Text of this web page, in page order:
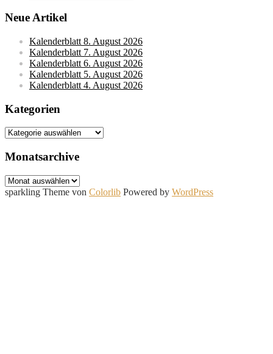
Neue Artikel
Kalenderblatt 8. August 2026
Kalenderblatt 7. August 2026
Kalenderblatt 6. August 2026
Kalenderblatt 5. August 2026
Kalenderblatt 4. August 2026
Kategorien
Kategorien
Monatsarchive
Monatsarchive
sparkling Theme von Colorlib Powered by WordPress